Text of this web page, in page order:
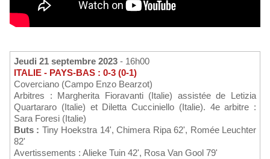
Jeudi 21 septembre 2023 - 16h00
ITALIE - PAYS-BAS : 0-3 (0-1)
Coverciano (Campo Enzo Bearzot)
Arbitres : Margherita Fioravanti (Italie) assistée de Letizia
Quartararo (Italie) et Diletta Cucciniello (Italie). 4e arbitre :
Sara Foresi (Italie)
Buts : Tiny Hoekstra 14', Chimera Ripa 62', Romée Leuchter
82'
Avertissements : Alieke Tuin 42', Rosa Van Gool 79'